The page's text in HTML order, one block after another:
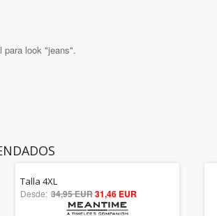
para look "jeans".
5.00
out of 5
Talla 4XL
Desde: 34,95 EUR31,46 EUR